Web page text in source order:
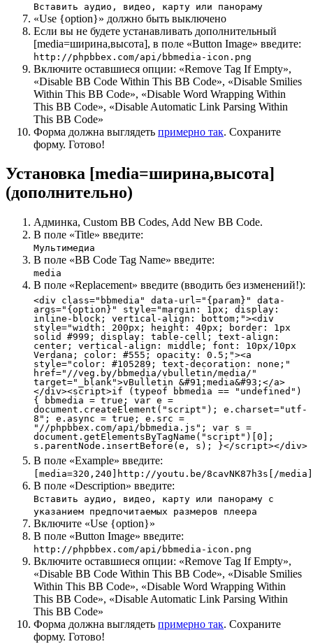
Вставить аудио, видео, карту или панораму
«Use {option}» должно быть выключено
Если вы не будете устанавливать дополнительный
[media=ширина,высота], в поле «Button Image» введите:
http://phpbbex.com/api/bbmedia-icon.png
Включите оставшиеся опции: «Remove Tag If Empty»,
«Disable BB Code Within This BB Code», «Disable Smilies
Within This BB Code», «Disable Word Wrapping Within
This BB Code», «Disable Automatic Link Parsing Within
This BB Code»
Форма должна выглядеть примерно так. Сохраните
форму. Готово!
Установка [media=ширина,высота]
(дополнительно)
Админка, Custom BB Codes, Add New BB Code.
В поле «Title» введите:
Мультимедиа
В поле «BB Code Tag Name» введите:
media
В поле «Replacement» введите (вводить без изменений!):
<div class="bbmedia" data-url="{param}" data-
args="{option}" style="margin: 1px; display:
inline-block; vertical-align: bottom;"><div
style="width: 200px; height: 40px; border: 1px
solid #999; display: table-cell; text-align:
center; vertical-align: middle; font: 10px/10px
Verdana; color: #555; opacity: 0.5;"><a
style="color: #105289; text-decoration: none;"
href="//veg.by/bbmedia/vbulletin/media/"
target="_blank">vBulletin &#91;media&#93;</a>
</div><script>if (typeof bbmedia == "undefined")
{ bbmedia = true; var e =
document.createElement("script"); e.charset="utf-
8"; e.async = true; e.src =
"//phpbbex.com/api/bbmedia.js"; var s =
document.getElementsByTagName("script")[0];
s.parentNode.insertBefore(e, s); }</script></div>
В поле «Example» введите:
[media=320,240]http://youtu.be/8cavNK87h3s[/media]
В поле «Description» введите:
Вставить аудио, видео, карту или панораму с
указанием предпочитаемых размеров плеера
Включите «Use {option}»
В поле «Button Image» введите:
http://phpbbex.com/api/bbmedia-icon.png
Включите оставшиеся опции: «Remove Tag If Empty»,
«Disable BB Code Within This BB Code», «Disable Smilies
Within This BB Code», «Disable Word Wrapping Within
This BB Code», «Disable Automatic Link Parsing Within
This BB Code»
Форма должна выглядеть примерно так. Сохраните
форму. Готово!